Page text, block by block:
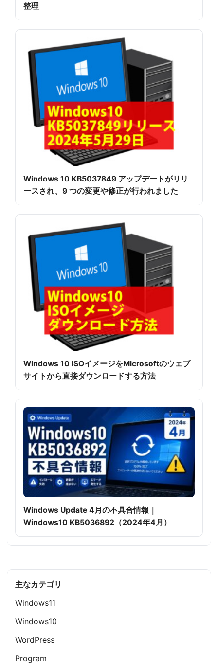
整理
Windows 10 KB5037849 アップデートがリリ
ースされ、9 つの変更や修正が行われました
Windows 10 ISOイメージをMicrosoftのウェブ
サイトから直接ダウンロードする方法
Windows Update 4月の不具合情報｜
Windows10 KB5036892（2024年4月）
主なカテゴリ
Windows11
Windows10
WordPress
Program